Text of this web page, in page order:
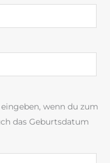
wenn du zum
das Geburtsdatum